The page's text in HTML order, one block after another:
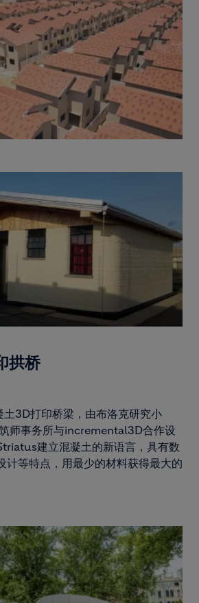
拱桥
3D打印桥梁，由布洛克研究小
师事务所与incremental3D合作设
建立混凝土的新语言，具有数
计等特点，用最少的材料获得最大的